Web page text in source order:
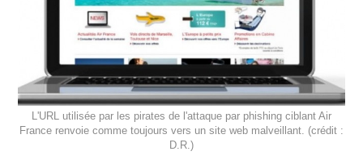
L'URL utilisée par les pirates de l'attaque par phishing ciblant Air
France renvoie comme toujours vers un site web malveillant. (crédit :
D.R.)